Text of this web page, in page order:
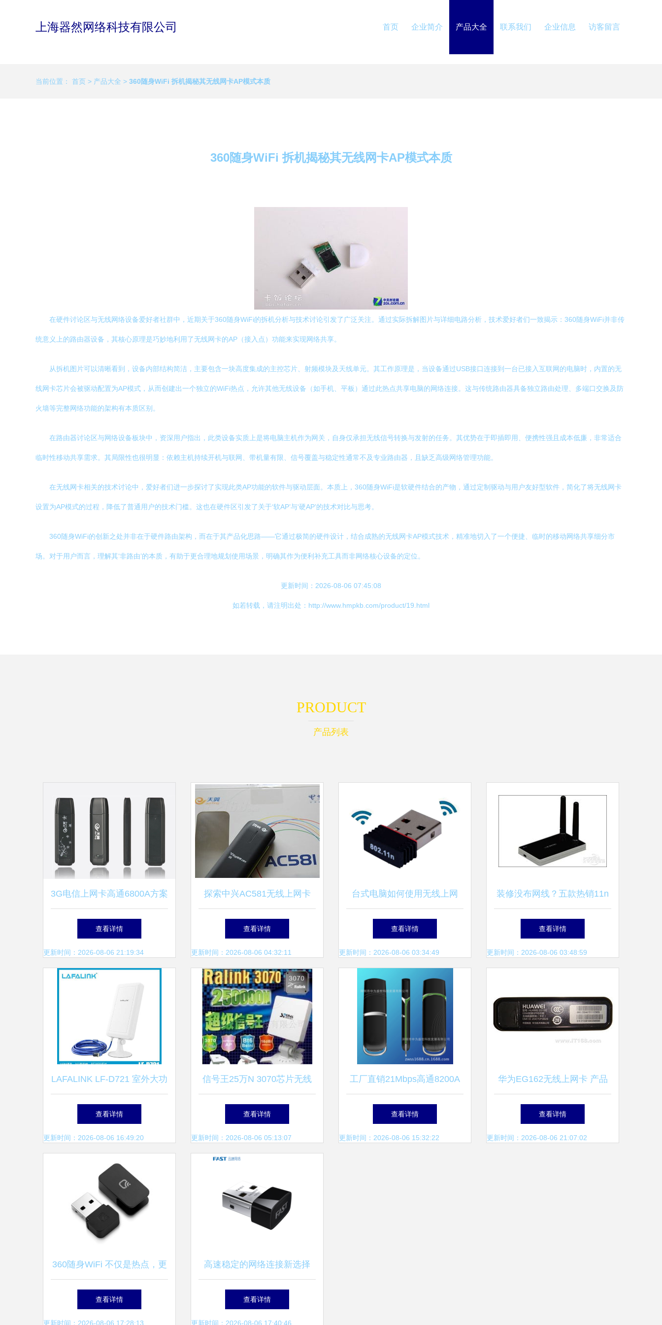
上海器然网络科技有限公司 首页 企业简介 产品大全 联系我们 企业信息 访客留言
当前位置： 首页 > 产品大全 > 360随身WiFi 拆机揭秘其无线网卡AP模式本质
360随身WiFi 拆机揭秘其无线网卡AP模式本质
在硬件讨论区与无线网络设备爱好者社群中，近期关于360随身WiFi的拆机分析与技术讨论引发了广泛关注。通过实际拆解图片与详细电路分析，技术爱好者们一致揭示：360随身WiFi并非传
统意义上的路由器设备，其核心原理是巧妙地利用了无线网卡的AP（接入点）功能来实现网络共享。
从拆机图片可以清晰看到，设备内部结构简洁，主要包含一块高度集成的主控芯片、射频模块及天线单元。其工作原理是，当设备通过USB接口连接到一台已接入互联网的电脑时，内置的无
线网卡芯片会被驱动配置为AP模式，从而创建出一个独立的WiFi热点，允许其他无线设备（如手机、平板）通过此热点共享电脑的网络连接。这与传统路由器具备独立路由处理、多端口交换及防
火墙等完整网络功能的架构有本质区别。
在路由器讨论区与网络设备板块中，资深用户指出，此类设备实质上是将电脑主机作为网关，自身仅承担无线信号转换与发射的任务。其优势在于即插即用、便携性强且成本低廉，非常适合
临时性移动共享需求。其局限性也很明显：依赖主机持续开机与联网、带机量有限、信号覆盖与稳定性通常不及专业路由器，且缺乏高级网络管理功能。
在无线网卡相关的技术讨论中，爱好者们进一步探讨了实现此类AP功能的软件与驱动层面。本质上，360随身WiFi是软硬件结合的产物，通过定制驱动与用户友好型软件，简化了将无线网卡
设置为AP模式的过程，降低了普通用户的技术门槛。这也在硬件区引发了关于‘软AP’与‘硬AP’的技术对比与思考。
360随身WiFi的创新之处并非在于硬件路由架构，而在于其产品化思路——它通过极简的硬件设计，结合成熟的无线网卡AP模式技术，精准地切入了一个便捷、临时的移动网络共享细分市
场。对于用户而言，理解其‘非路由’的本质，有助于更合理地规划使用场景，明确其作为便利补充工具而非网络核心设备的定位。
更新时间：2026-08-06 07:45:08
如若转载，请注明出处：http://www.hmpkb.com/product/19.html
PRODUCT
产品列表
3G电信上网卡高通6800A方案
中东市场新宠，深圳工厂直供
优势解析
查看详情
更新时间：2026-08-06 21:19:34
探索中兴AC581无线上网卡
产品图片与素材深度展示
查看详情
更新时间：2026-08-06 04:32:11
台式电脑如何使用无线上网
无线网卡指南
查看详情
更新时间：2026-08-06 03:34:49
装修没布网线？五款热销11n
无线网卡助您快速解决问题
查看详情
更新时间：2026-08-06 03:48:59
LAFALINK LF-D721 室外大功
率USB无线网卡 价格、功能
与厂家解析
查看详情
更新时间：2026-08-06 16:49:20
信号王25万N 3070芯片无线
网卡评测 性能与实用性的深
度解析
查看详情
更新时间：2026-08-06 05:13:07
工厂直销21Mbps高通8200A
芯片3.5G联通上网卡 价格、
厂家与深圳市中为盛世科技深
查看详情
更新时间：2026-08-06 15:32:22
华为EG162无线上网卡 产品
图片与实用解析
查看详情
更新时间：2026-08-06 21:07:02
360随身WiFi 不仅是热点，更
是便携无线网卡的智能之选
查看详情
更新时间：2026-08-06 17:28:13
高速稳定的网络连接新选择
迅捷免驱USB无线网卡深度解
查看详情
更新时间：2026-08-06 17:40:46